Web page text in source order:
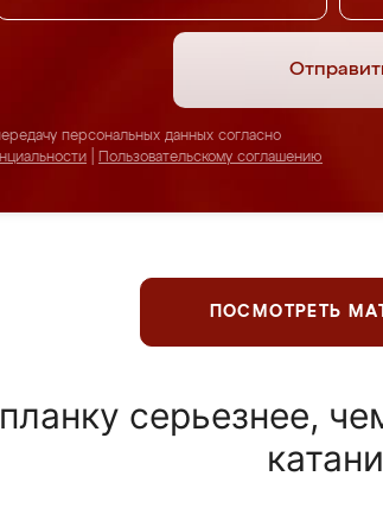
персональных данных согласно
Пользовательскому соглашению
ПОСМОТРЕТЬ
серьезнее,